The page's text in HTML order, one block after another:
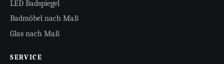
LED Badspiegel
Badmöbel nach Maß
Glas nach Maß
SERVICE